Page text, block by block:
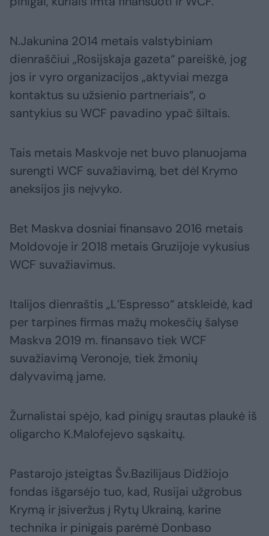
N.Jakunina 2014 metais valstybiniam
dienraščiui „Rosijskaja gazeta“ pareiškė, jog
jos ir vyro organizacijos „aktyviai mezga
kontaktus su užsienio partneriais“, o
santykius su WCF pavadino ypač šiltais.
Tais metais Maskvoje net buvo planuojama
surengti WCF suvažiavimą, bet dėl Krymo
aneksijos jis neįvyko.
Bet Maskva dosniai finansavo 2016 metais
Moldovoje ir 2018 metais Gruzijoje vykusius
WCF suvažiavimus.
Italijos dienraštis „L’Espresso“ atskleidė, kad
per tarpines firmas mažų mokesčių šalyse
Maskva 2019 m. finansavo tiek WCF
suvažiavimą Veronoje, tiek žmonių
dalyvavimą jame.
Žurnalistai spėjo, kad pinigų srautas plaukė iš
oligarcho K.Malofejevo sąskaitų.
Pastarojo įsteigtas Šv.Bazilijaus Didžiojo
fondas išgarsėjo tuo, kad, Rusijai užgrobus
Krymą ir įsiveržus į Rytų Ukrainą, karine
technika ir pinigais parėmė Donbaso